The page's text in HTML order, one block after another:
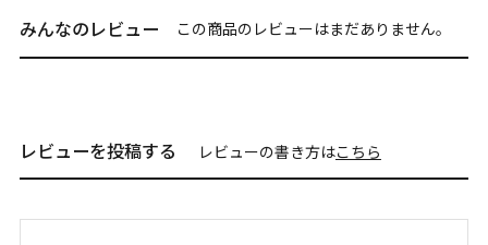
みんなのレビュー この商品のレビューはまだありません。
レビューを投稿する レビューの書き方はこちら